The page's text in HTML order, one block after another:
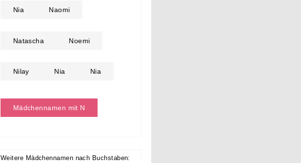
Nia Naomi
Natascha Noemi
Nilay Nia Nia
Mädchennamen mit N
Weitere Mädchennamen nach Buchstaben: